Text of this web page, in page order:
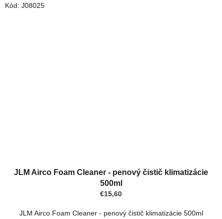
JLM Airco Foam Cleaner - penový čistič klimatizácie
500ml
€15,60
JLM Airco Foam Cleaner - penový čistič klimatizácie 500ml
Kód: J08025